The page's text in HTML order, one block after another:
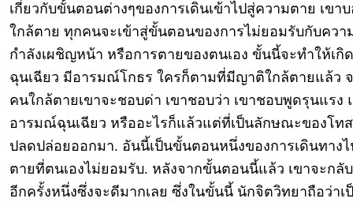
เกี่ยวกับขั้นตอนต่างๆของการเดินเข้าไปสู่ความตาย เขา
ใกล้ตาย ทุกคนจะเข้าสู่ขั้นตอนของการไม่ยอมรับกับควา
กำลังเผชิญหน้า หรือการตายของตนเอง ขั้นนี้จะทำให้เ
ฉุนเฉียว มีอารมณ์โกธร ใครก็ตามที่มีญาติใกล้ตายแล้ว
คนใกล้ตายเขาจะชอบด่า เขาชอบว่า เขาชอบพูดรุนแรง
อารมณ์ฉุนเฉียว หรืออะไรก็แล้วแต่ที่เป็นลักษณะของโท
ปลดปล่อยออกมา. อันนี้เป็นขั้นตอนหนึ่งของการเดินทาง
ตายที่ตนเองไม่ยอมรับ. หลังจากขั้นตอนนี้แล้ว เขาจะกลั
อีกครั้งหนึ่งซึ่งจะดีมากเลย ซึ่งในขั้นนี้ นักจิตวิทยาถือว่าเ